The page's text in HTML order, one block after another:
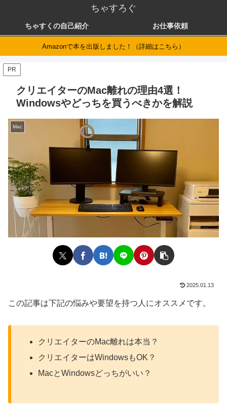
ちゃすろぐ
ちゃすくの自己紹介 お仕事依頼
Amazonで本を出版しました！（詳細はこちら）
PR
クリエイターのMac離れの理由4選！
Windowsやどっちを買うべきかを解説
Mac
2025.01.13
この記事は下記の悩みや要望を持つ人にオススメです。
クリエイターのMac離れは本当？
クリエイターはWindowsもOK？
MacとWindowsどっちがいい？